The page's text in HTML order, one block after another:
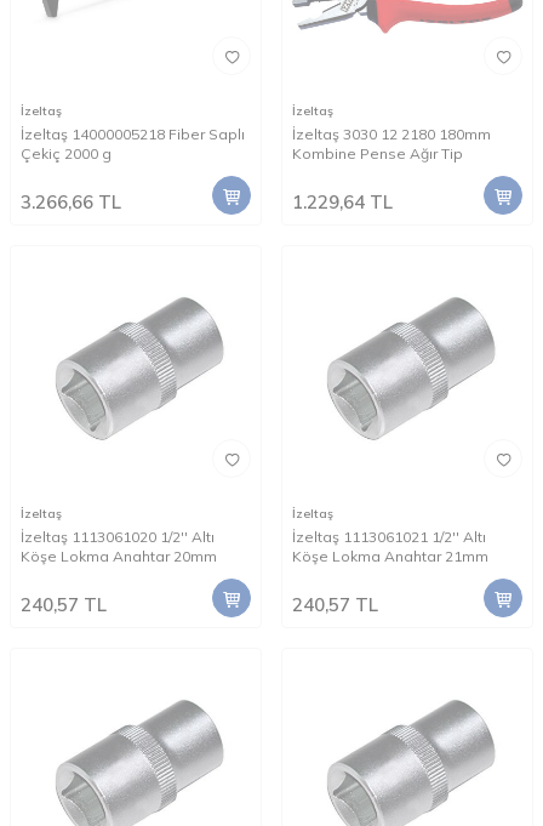
İzeltaş
İzeltaş 14000005218 Fiber Saplı
Çekiç 2000 g
3.266,66 TL
İzeltaş
İzeltaş 3030 12 2180 180mm
Kombine Pense Ağır Tip
1.229,64 TL
İzeltaş
İzeltaş 1113061020 1/2'' Altı
Köşe Lokma Anahtar 20mm
240,57 TL
İzeltaş
İzeltaş 1113061021 1/2'' Altı
Köşe Lokma Anahtar 21mm
240,57 TL